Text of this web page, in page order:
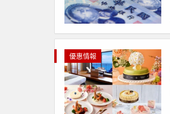
優惠情報